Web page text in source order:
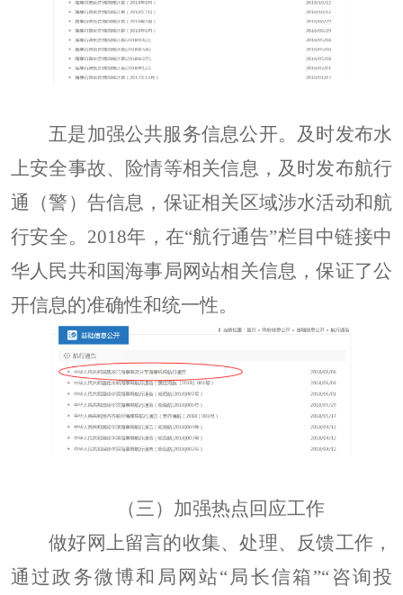
五是加强公共服务信息公开。及时发布水
上安全事故、险情等相关信息，及时发布航行
通（警）告信息，保证相关区域涉水活动和航
行安全。 2018年，在“航行通告”栏目中链接中
华人民共和国海事局网站相关信息，保证了公
开信息的准确性和统一性。
（三）加强热点回应工作
做好网上留言的收集、处理、反馈工作，
通过政务微博和局网站“局长信箱”“咨询投